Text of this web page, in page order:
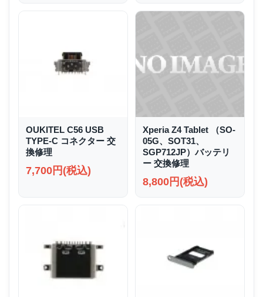
OUKITEL C56 USB
TYPE-C コネクター 交
換修理
7,700円(税込)
Xperia Z4 Tablet （SO-
05G、SOT31、
SGP712JP）バッテリ
ー 交換修理
8,800円(税込)